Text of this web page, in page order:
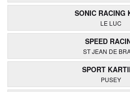
SONIC RACING
LE LUC
SPEED
ST JEAN DE
SPORT
PUSEY